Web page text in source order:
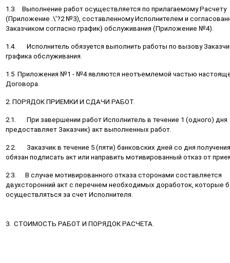
1.3. Выполнение работ осуществляется по прилагаемому Расчету
(Приложение .\'?2 №3), составленному Исполнителем и
Заказчиком согласно график} обслуживания (Приложение №4).
1.4. Исполнитель обязуется выполнить работы по вызову
графика обслуживания.
1.5 Приложения №1 - №4 являются неотъемлемой частью
Договора.
2. ПОРЯДОК ПРИЕМКИ И СДАЧИ РАБОТ.
2.1. При завершении работ Исполнитель в течение 1 (одного) дня
предоставляет Заказчик} акт выполненных работ.
2.2. Заказчик в течение 5 (пяти) банковских дней со дня
обязан подписать акт или направить мотивированный отказ от
2.3. В случае мотивированного отказа сторонами составляется
двухсторонний акт с перечнем необходимых доработок, которые
осуществляться за счет Исполнителя.
3. СТОИМОСТЬ РАБОТ И ПОРЯДОК РАСЧЕТА.